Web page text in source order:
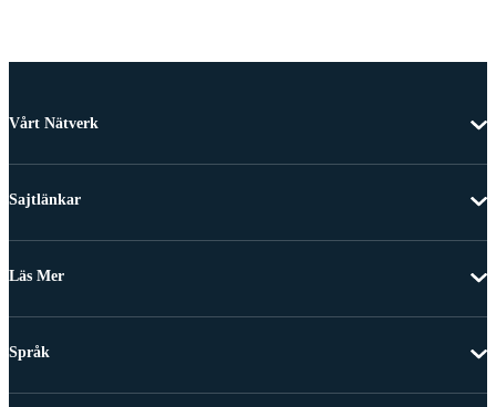
Vårt Nätverk
Sajtlänkar
Läs Mer
Språk